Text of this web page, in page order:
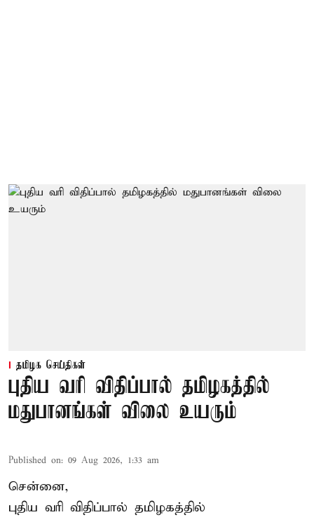
தமிழக செய்திகள்
புதிய வரி விதிப்பால் தமிழகத்தில்
மதுபானங்கள் விலை உயரும்
Published on: 09 Aug 2026, 1:33 am
சென்னை,
புதிய வரி விதிப்பால் தமிழகத்தில்